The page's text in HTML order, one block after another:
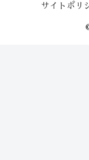
サイトポリ